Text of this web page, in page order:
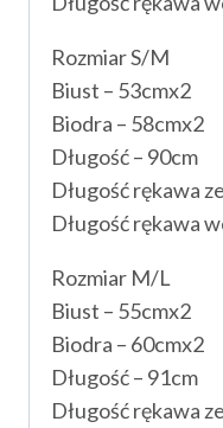
Rozmiar S/M
Biust – 53cmx2
Biodra – 58cmx2
Długość – 90cm
Długość rękawa
Długość rękawa
Rozmiar M/L
Biust – 55cmx2
Biodra – 60cmx2
Długość – 91cm
Długość rękawa